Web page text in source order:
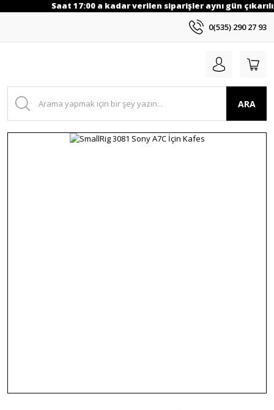
Saat 17:00 a kadar verilen siparişler aynı gün
0(535) 290 27 93
ARA